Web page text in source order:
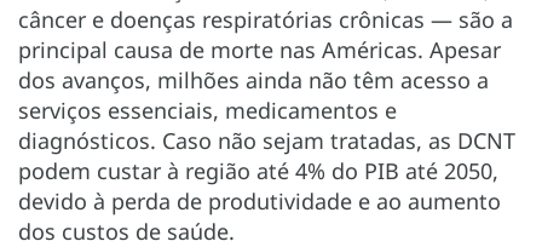
câncer e doenças respiratórias crônicas — são a
principal causa de morte nas Américas. Apesar
dos avanços, milhões ainda não têm acesso a
serviços essenciais, medicamentos e
diagnósticos. Caso não sejam tratadas, as DCNT
podem custar à região até 4% do PIB até 2050,
devido à perda de produtividade e ao aumento
dos custos de saúde.